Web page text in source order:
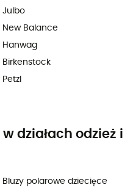
Julbo
New Balance
Hanwag
Birkenstock
Petzl
działach odzież i
Bluzy polarowe dziecięce